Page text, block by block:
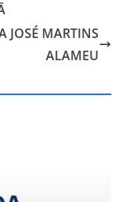
JOSÉ MARTINS
ALAMEU